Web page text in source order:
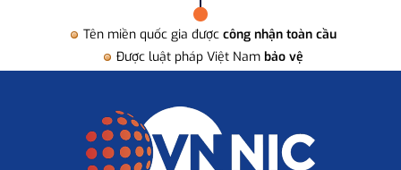
Tên miền quốc gia được công nhận toàn cầu
Được luật pháp Việt Nam bảo vệ